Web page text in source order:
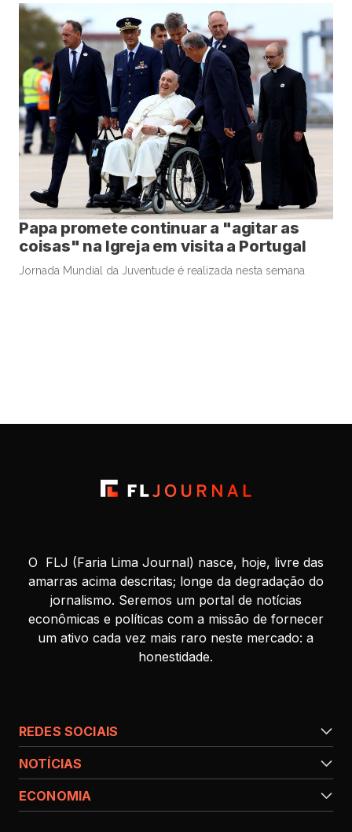
Papa promete continuar a "agitar as
coisas" na Igreja em visita a Portugal
Jornada Mundial da Juventude é realizada nesta semana
O FLJ (Faria Lima Journal) nasce, hoje, livre das
amarras acima descritas; longe da degradação do
jornalismo. Seremos um portal de notícias
econômicas e políticas com a missão de fornecer
um ativo cada vez mais raro neste mercado: a
honestidade.
REDES SOCIAIS
NOTÍCIAS
ECONOMIA